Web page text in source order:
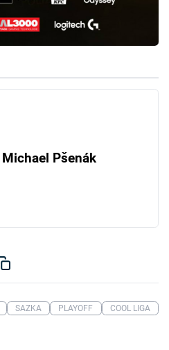
Michael Pšenák
SAZKA PLAYOFF COOL LIGA